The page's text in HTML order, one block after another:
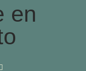
en